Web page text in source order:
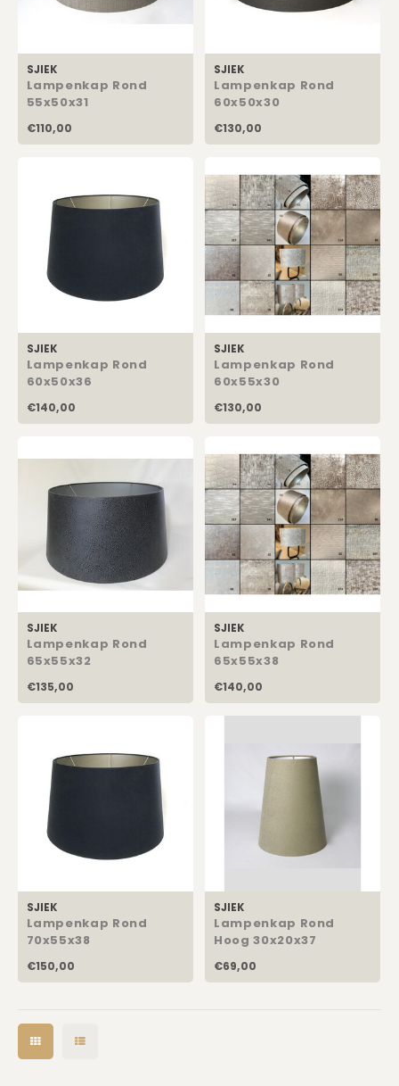
SJIEK
Lampenkap Rond
55x50x31
€110,00
SJIEK
Lampenkap Rond
60x50x30
€130,00
SJIEK
Lampenkap Rond
60x50x36
€140,00
SJIEK
Lampenkap Rond
60x55x30
€130,00
SJIEK
Lampenkap Rond
65x55x32
€135,00
SJIEK
Lampenkap Rond
65x55x38
€140,00
SJIEK
Lampenkap Rond
70x55x38
€150,00
SJIEK
Lampenkap Rond
Hoog 30x20x37
€69,00